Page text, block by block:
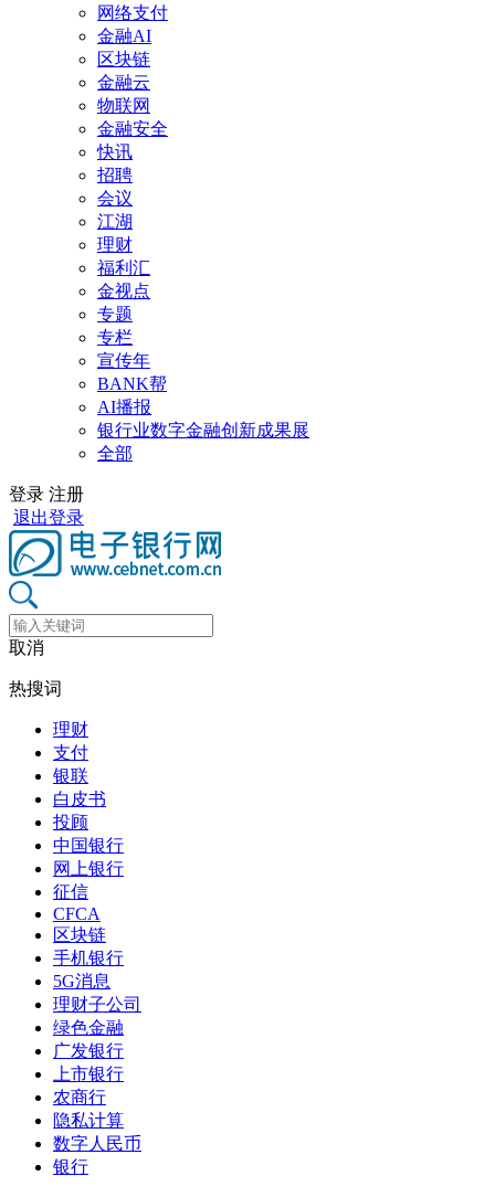
网络支付
金融AI
区块链
金融云
物联网
金融安全
快讯
招聘
会议
江湖
理财
福利汇
金视点
专题
专栏
宣传年
BANK帮
AI播报
银行业数字金融创新成果展
全部
登录 注册
退出登录
取消
热搜词
理财
支付
银联
白皮书
投顾
中国银行
网上银行
征信
CFCA
区块链
手机银行
5G消息
理财子公司
绿色金融
广发银行
上市银行
农商行
隐私计算
数字人民币
银行